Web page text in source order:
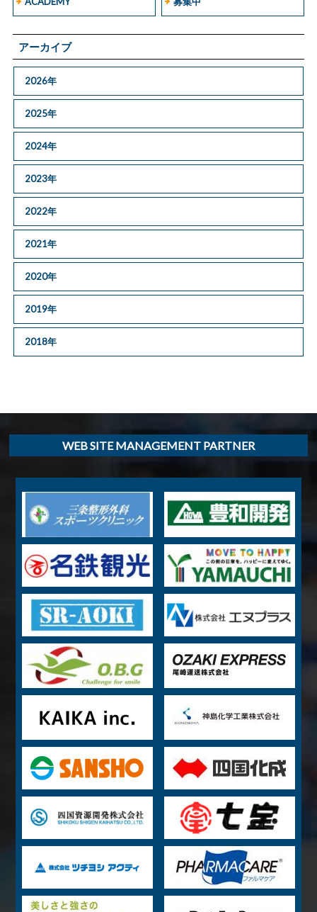
アーカイブ
2026年
2025年
2024年
2023年
2022年
2021年
2020年
2019年
2018年
WEB SITE MANAGEMENT PARTNER